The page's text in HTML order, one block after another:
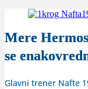
Mere
se
Glavni trener Nafte